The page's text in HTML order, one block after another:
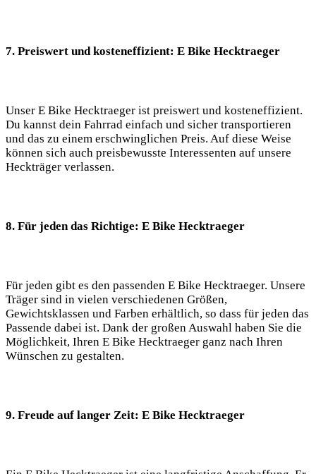
7. Preiswert und kosteneffizient: E Bike Hecktraeger
Unser E Bike Hecktraeger ist preiswert und kosteneffizient.
Du kannst dein Fahrrad einfach und sicher transportieren
und das zu einem erschwinglichen Preis. Auf diese Weise
können sich auch preisbewusste Interessenten auf unsere
Heckträger verlassen.
8. Für jeden das Richtige: E Bike Hecktraeger
Für jeden gibt es den passenden E Bike Hecktraeger. Unsere
Träger sind in vielen verschiedenen Größen,
Gewichtsklassen und Farben erhältlich, so dass für jeden das
Passende dabei ist. Dank der großen Auswahl haben Sie die
Möglichkeit, Ihren E Bike Hecktraeger ganz nach Ihren
Wünschen zu gestalten.
9. Freude auf langer Zeit: E Bike Hecktraeger